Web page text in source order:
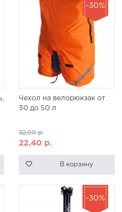
Чехол на велорюкзак от
30 до 50 л
32,00р.
22,40 р.
В корзину
-30%
-30%